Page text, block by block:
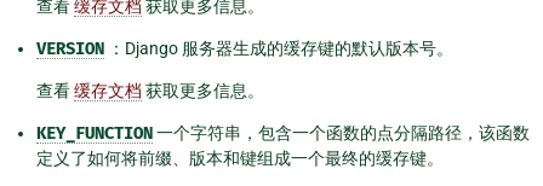
查看缓存文档 获取更多信息。
VERSION ：Django 服务器生成的缓存键的默认版本号。
查看缓存文档 获取更多信息。
KEY_FUNCTION一个字符串，包含一个函数的点分隔路径，该函数
定义了如何将前缀、版本和键组成一个最终的缓存键。